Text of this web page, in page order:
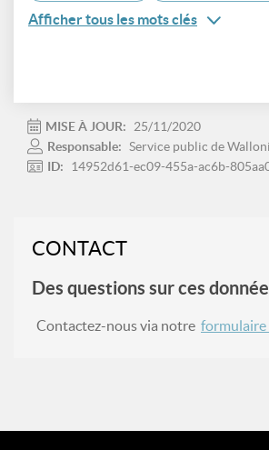
Afficher tous les mots clés
MISE À JOUR:
25/11/2020
Responsable: Service public de
ID:
14952d61-ec09-455a-ac6b-
CONTACT
Des questions sur ces
Contactez-nous via notre formulaire